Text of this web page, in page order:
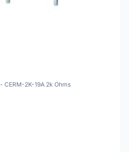
CERM-2K-19A 2k Ohms